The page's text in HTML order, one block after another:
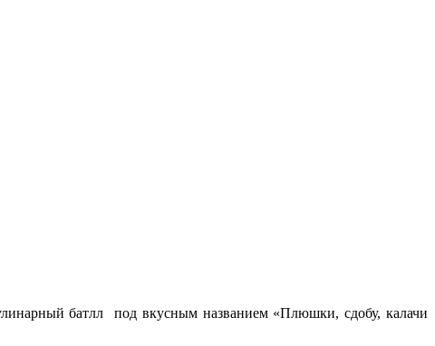
батлл под вкусным названием «Плюшки, сдобу, калачи